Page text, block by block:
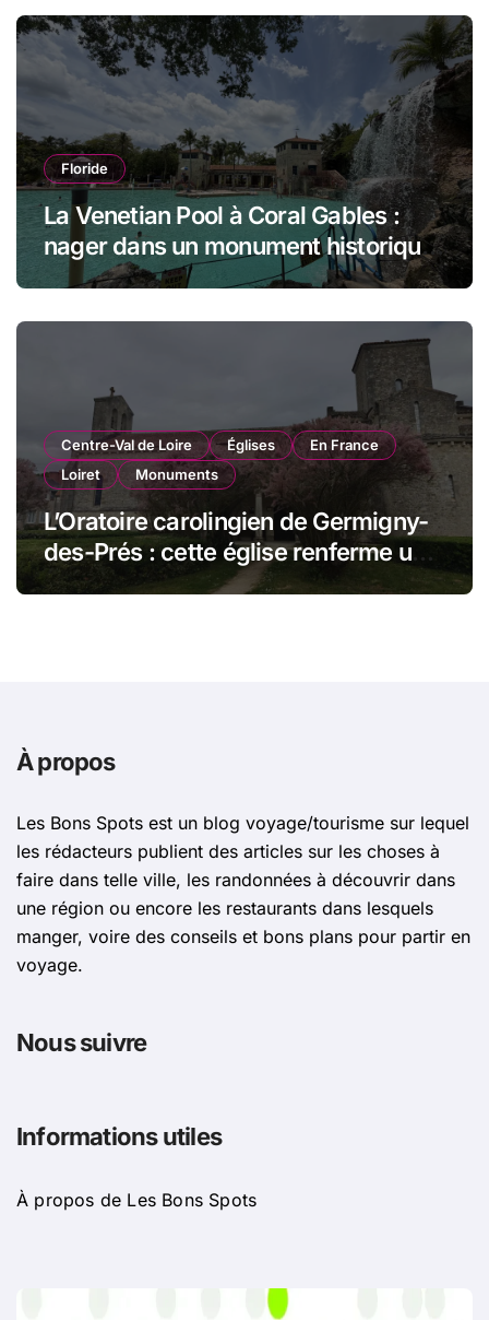
Floride
La Venetian Pool à Coral Gables :
nager dans un monument historique
de Miami
Centre-Val de Loire Églises
En France
Loiret
Monuments
L’Oratoire carolingien de Germigny-
des-Prés : cette église renferme une
magnifique mosaïque carolingienne
À propos
Les Bons Spots est un blog voyage/tourisme sur lequel
les rédacteurs publient des articles sur les choses à
faire dans telle ville, les randonnées à découvrir dans
une région ou encore les restaurants dans lesquels
manger, voire des conseils et bons plans pour partir en
voyage.
Nous suivre
Informations utiles
À propos de Les Bons Spots